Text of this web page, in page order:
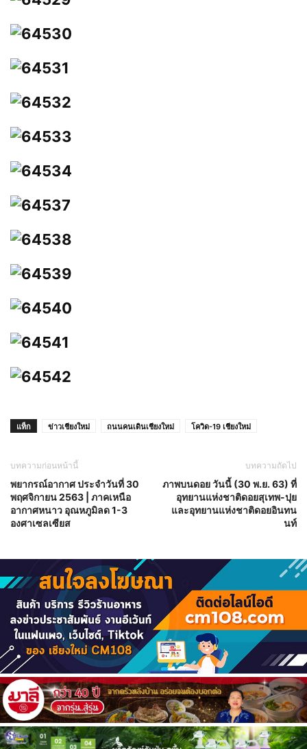
แท็ก ข่าวเชียงใหม่ ถนนคนเดินเชียงใหม่ โควิด-19 เชียงใหม่
บทความก่อนหน้านี้
พยากรณ์อากาศ ประจำวันที่ 30
พฤศจิกายน 2563 | ภาคเหนือ
อากาศหนาว อุณหภูมิลด 1-3
องศาเซลเซียส
บทความถัดไป
ภาพบนดอย วันนี้ (30 พ.ย. 63) ที่
อุทยานแห่งชาติดอยสุเทพ-ปุย
และอุทยานแห่งชาติดอยอินทน
นท์